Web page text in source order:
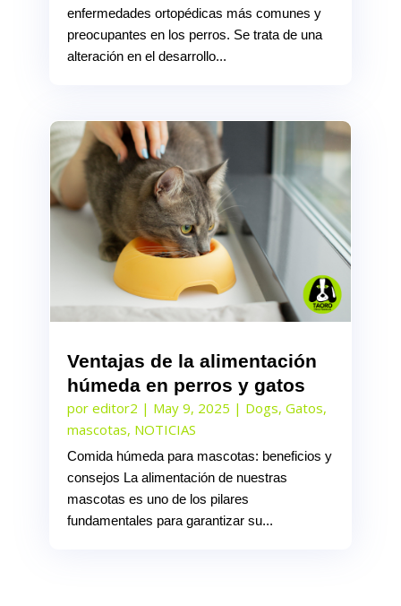
enfermedades ortopédicas más comunes y
preocupantes en los perros. Se trata de una
alteración en el desarrollo...
Ventajas de la alimentación
húmeda en perros y gatos
por editor2 | May 9, 2025 | Dogs, Gatos,
mascotas, NOTICIAS
Comida húmeda para mascotas: beneficios y
consejos La alimentación de nuestras
mascotas es uno de los pilares
fundamentales para garantizar su...